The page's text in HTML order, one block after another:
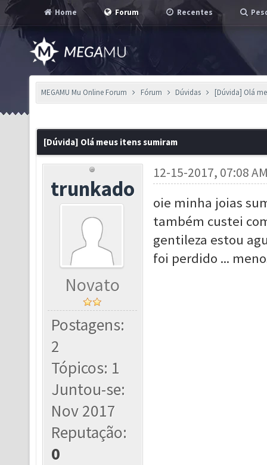
Home Forum Recentes
MEGAMU Mu Online Forum Fórum Dúvidas [Dúvida] Olá
[Dúvida] Olá meus itens sumiram
trunkado
Novato
Postagens:
2
Tópicos: 1
Juntou-se:
Nov 2017
Reputação:
0
12-15-2017, 07:08
oie minha joias
também custei
gentileza estou
foi perdido ...